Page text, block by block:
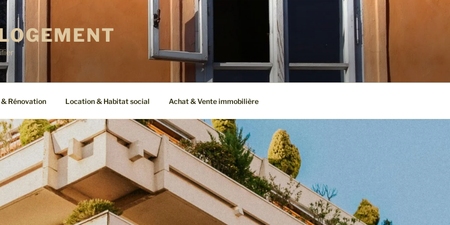
Rénovation Location & Habitat social Achat & Vente immobilière